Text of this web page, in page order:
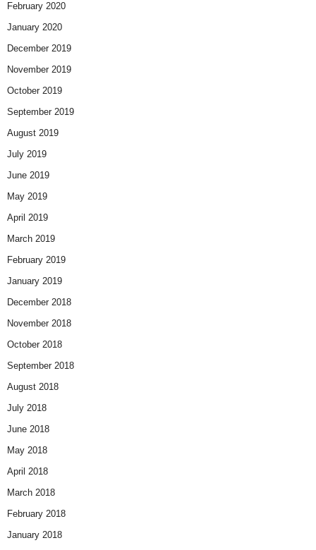
February 2020
January 2020
December 2019
November 2019
October 2019
September 2019
August 2019
July 2019
June 2019
May 2019
April 2019
March 2019
February 2019
January 2019
December 2018
November 2018
October 2018
September 2018
August 2018
July 2018
June 2018
May 2018
April 2018
March 2018
February 2018
January 2018